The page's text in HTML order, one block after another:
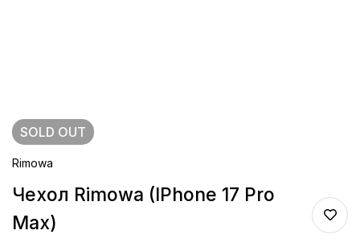
SOLD OUT
Rimowa
Чехол Rimowa (IPhone 17 Pro
Max)